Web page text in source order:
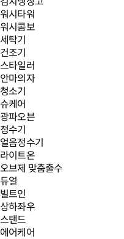
워시타워
워시콤보
세탁기
건조기
스타일러
안마의자
청소기
슈케어
광파오븐
정수기
얼음정수기
라이트온
오브제 맞춤출수
듀얼
빌트인
상하좌우
스탠드
에어케어